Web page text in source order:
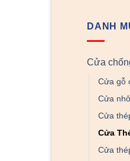
DANH
Cửa
Cửa gỗ
Cửa
Cửa
Cửa
Cửa